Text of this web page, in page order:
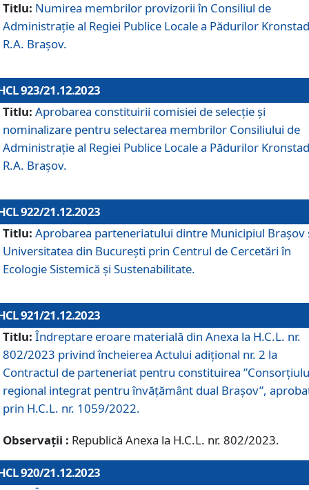
Titlu: Numirea membrilor provizorii în Consiliul de
Administraţie al Regiei Publice Locale a Pădurilor
R.A. Brașov.
923/21.12.2023
Titlu: Aprobarea constituirii comisiei de selecție și
nominalizare pentru selectarea membrilor Consiliului de
Administrație al Regiei Publice Locale a Pădurilor
R.A. Brașov.
922/21.12.2023
Titlu: Aprobarea parteneriatului dintre Municipiul Brașov
Universitatea din București prin Centrul de Cercetări în
Ecologie Sistemică și Sustenabilitate.
921/21.12.2023
Titlu: Îndreptare eroare materială din Anexa la H.C.L. nr.
802/2023 privind încheierea Actului adițional nr. 2 la
Contractul de parteneriat pentru constituirea
regional integrat pentru învățământ dual Brașov”,
prin H.C.L. nr. 1059/2022.
Observații : Republică Anexa la H.C.L. nr. 802/2023.
920/21.12.2023